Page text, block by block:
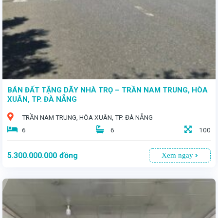
BÁN ĐẤT TẶNG DÃY NHÀ TRỌ – TRẦN NAM TRUNG, HÒA
XUÂN, TP. ĐÀ NẴNG
TRẦN NAM TRUNG, HÒA XUÂN, TP. ĐÀ NẴNG
6
6 100
5.300.000.000 đồng Xem ngay